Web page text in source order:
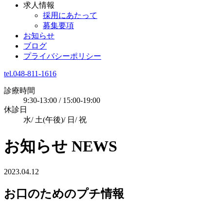
求人情報
採用にあたって
募集要項
お知らせ
ブログ
プライバシーポリシー
tel.048-811-1616
診療時間
9:30-13:00 / 15:00-19:00
休診日
水/ 土(午後)/ 日/ 祝
お知らせ NEWS
2023.04.12
お口のためのプチ情報